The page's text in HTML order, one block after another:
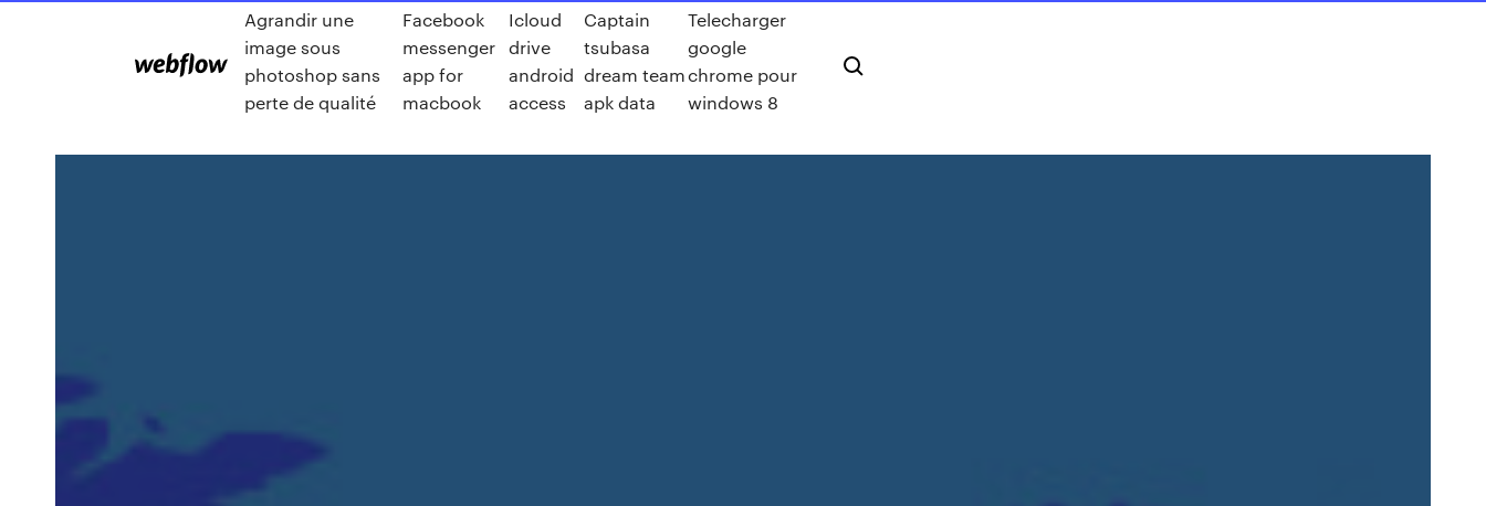
Agrandir une
image sous
photoshop sans
perte de qualité
Facebook
messenger
app for
macbook
Icloud
drive
android
access
Captain
tsubasa
dream team
apk data
Telecharger
google
chrome pour
windows 8